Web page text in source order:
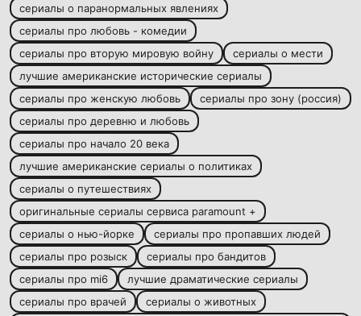
сериалы о паранормальных явлениях
сериалы про любовь - комедии
сериалы про вторую мировую войну
сериалы о мести
лучшие американские исторические сериалы
сериалы про женскую любовь
сериалы про зону (россия)
сериалы про деревню и любовь
сериалы про начало 20 века
лучшие американские сериалы о политиках
сериалы о путешествиях
оригинальные сериалы сервиса paramount +
сериалы о нью-йорке
сериалы про пропавших людей
сериалы про розыск
сериалы про бандитов
сериалы про mi6
лучшие драматические сериалы
сериалы про врачей
сериалы о животных